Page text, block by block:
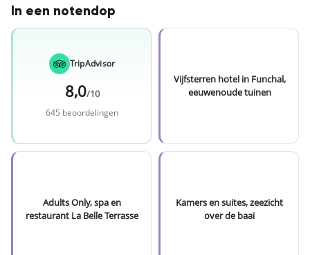
In een notendop
TripAdvisor
8,0/10
645 beoordelingen
Vijfsterren hotel in Funchal,
eeuwenoude tuinen
Adults Only, spa en
restaurant La Belle Terrasse
Kamers en suites, zeezicht
over de baai